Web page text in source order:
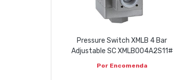
geral@luxivo.pt
Pressure Switch XMLB 4 Bar
Adjustable SC XMLB004A2S11#
Por Encomenda